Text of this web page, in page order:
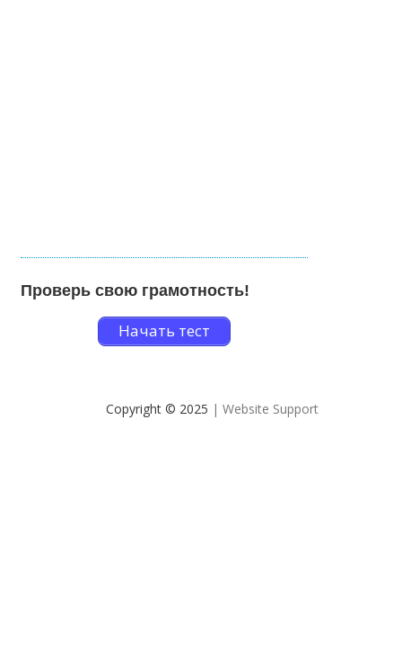
Проверь свою грамотность!
Начать тест
Copyright © 2025 | Website Support